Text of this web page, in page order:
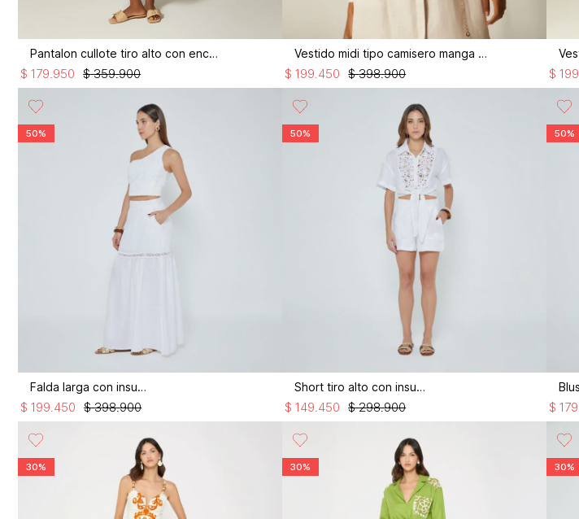
Pantalon cullote tiro alto con encaje
$ 359.900
$ 179 950
Vestido midi tipo camisero manga 3/4
$ 398.900
$ 199 450 $ 199
50%
Falda larga con insumo
$ 398.900
$ 199 450
50%
Short tiro alto con insumo
$ 298.900
$ 149 450
50%
$ 179
30% 30% 30%